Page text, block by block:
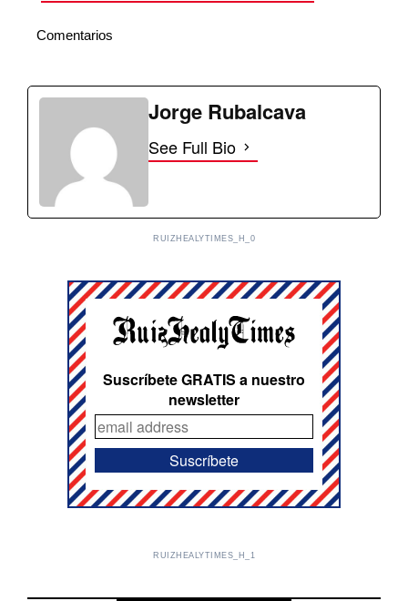
Comentarios
Jorge Rubalcava
See Full Bio
RUIZHEALYTIMES_H_0
Suscríbete GRATIS a nuestro
newsletter
RUIZHEALYTIMES_H_1